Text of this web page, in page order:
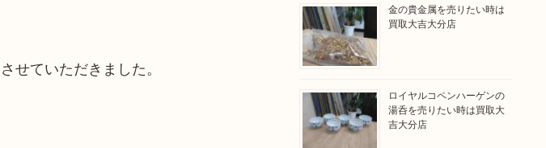
せていただきました。
金の貴金属を売りたい時は
買取大吉大分店
ロイヤルコペンハーゲンの
湯呑を売りたい時は買取大
吉大分店